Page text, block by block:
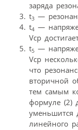
заряда
t3 —
t4 —
Vcр
t5 —
Vcр
что
вторичной
тем самым
формуле (2)
уменьшится
линейного